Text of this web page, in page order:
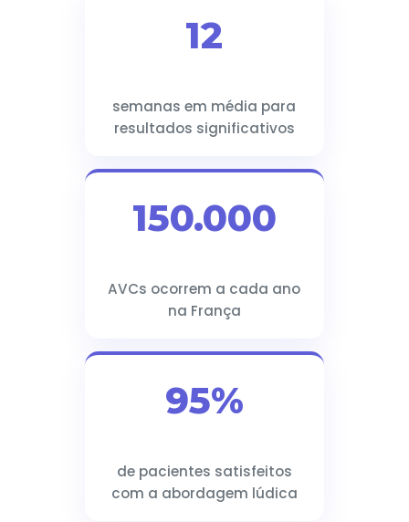
12
semanas em média para
resultados significativos
150.000
AVCs ocorrem a cada ano
na França
95%
de pacientes satisfeitos
com a abordagem lúdica